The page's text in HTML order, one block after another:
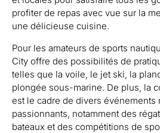
profiter de repas avec vue sur la
une délicieuse cuisine.
Pour les amateurs de sports
City offre des possibilités de
telles que la voile, le jet ski, la
plongée sous-marine. De plus, la
est le cadre de divers événements
passionnants, notamment des
bateaux et des compétitions de